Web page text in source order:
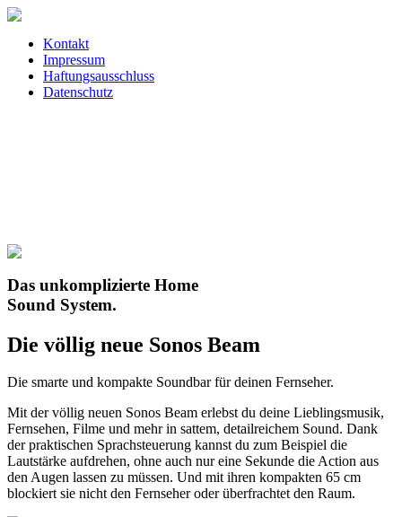
Kontakt
Impressum
Haftungsausschluss
Datenschutz
Das unkomplizierte Home
Sound System.
Die völlig neue Sonos Beam
Die smarte und kompakte Soundbar für deinen Fernseher.
Mit der völlig neuen Sonos Beam erlebst du deine Lieblingsmusik,
Fernsehen, Filme und mehr in sattem, detailreichem Sound. Dank
der praktischen Sprachsteuerung kannst du zum Beispiel die
Lautstärke aufdrehen, ohne auch nur eine Sekunde die Action aus
den Augen lassen zu müssen. Und mit ihren kompakten 65 cm
blockiert sie nicht den Fernseher oder überfrachtet den Raum.